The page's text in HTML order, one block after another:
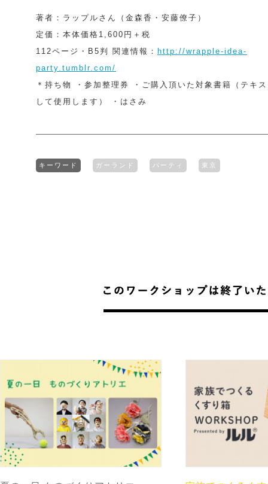
著者：ラップルさん（金森香・安藤僚子）
定価：本体価格1,600円＋税
112ページ・B5判 関連情報： http://wrapple-idea-
party.tumblr.com/
＊持ち物 ・参加整理券 ・ご購入頂いた対象書籍（テキ
して使用します） ・はさみ
キーワード ガーランド パーティ 東京